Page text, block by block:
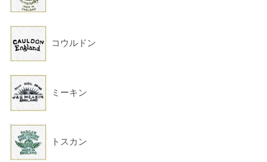
コウルドン
ミーキン
トスカン